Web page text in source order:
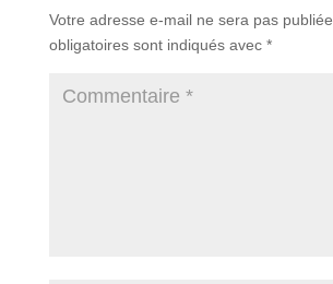
Votre adresse e-mail ne sera pas publiée.
obligatoires sont indiqués avec *